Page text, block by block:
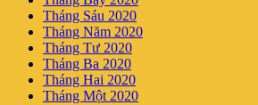
Tháng Sáu 2020
Tháng Năm 2020
Tháng Tư 2020
Tháng Ba 2020
Tháng Hai 2020
Tháng Một 2020